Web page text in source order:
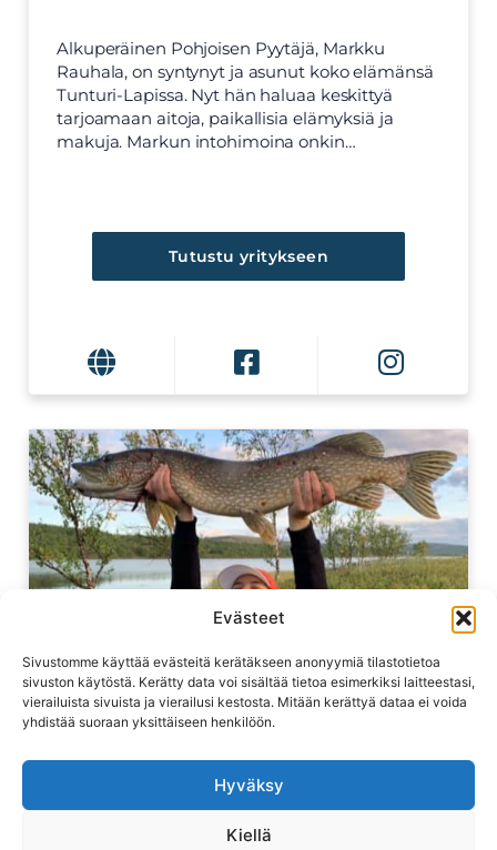
Evästeet
Sivustomme käyttää evästeitä kerätäkseen anonyymiä tilastotietoa
sivuston käytöstä. Kerätty data voi sisältää tietoa esimerkiksi laitteestasi,
vierailuista sivuista ja vierailusi kestosta. Mitään kerättyä dataa ei voida
yhdistää suoraan yksittäiseen henkilöön.
Hyväksy
Kiellä
Alkuperäinen Pohjoisen Pyytäjä, Markku
Rauhala, on syntynyt ja asunut koko elämänsä
Tunturi-Lapissa. Nyt hän haluaa keskittyä
tarjoamaan aitoja, paikallisia elämyksiä ja
makuja. Markun intohimoina onkin…
Tutustu yritykseen
GIELLAJOHKA